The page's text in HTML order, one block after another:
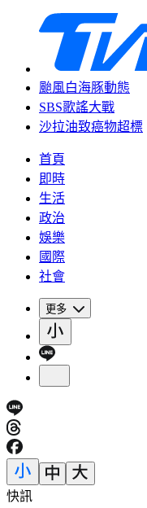
颱風白海豚動態
SBS歌謠大戰
沙拉油致癌物超標
首頁
即時
生活
政治
娛樂
國際
社會
更多
快訊